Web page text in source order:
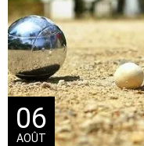
06
AOÛT